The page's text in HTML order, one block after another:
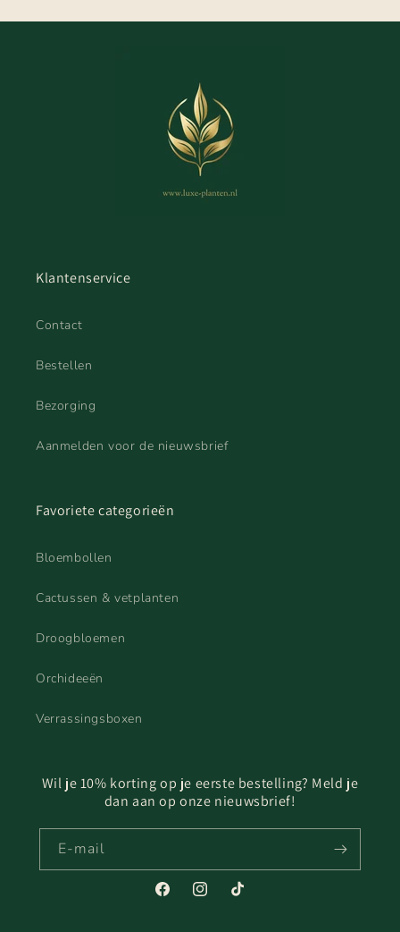
Klantenservice
Contact
Bestellen
Bezorging
Aanmelden voor de nieuwsbrief
Favoriete categorieën
Bloembollen
Cactussen & vetplanten
Droogbloemen
Orchideeën
Verrassingsboxen
Wil je 10% korting op je eerste bestelling? Meld je
dan aan op onze nieuwsbrief!
E‑mail
FacebookInstagramTikTok